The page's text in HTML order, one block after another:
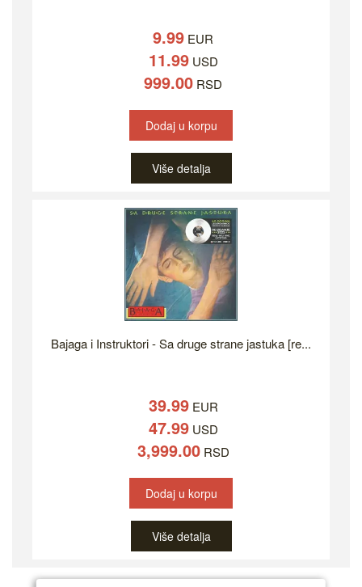
9.99 EUR
11.99USD
999.00 RSD
Dodaj u korpu
Više detalja
Bajaga i Instruktori - Sa druge strane jastuka [re...
39.99EUR
47.99USD
3,999.00RSD
Dodaj u korpu
Više detalja